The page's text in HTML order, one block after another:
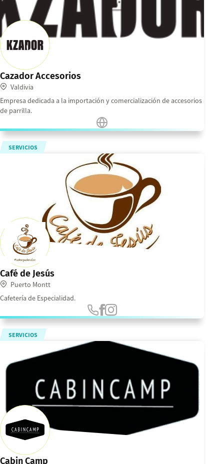
Cazador Accesorios
Valdivia
Empresa dedicada a la importación y comercialización de accesorios
de parrilla.
SERVICIOS
Café de Jesús
Puerto Montt
Cafetería de Especialidad.
SERVICIOS
Cabin Camp